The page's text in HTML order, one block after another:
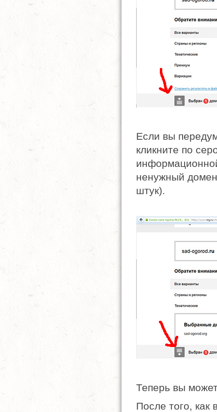
Если вы
кликните по
ненужный
штук).
Теперь вы
После того, как